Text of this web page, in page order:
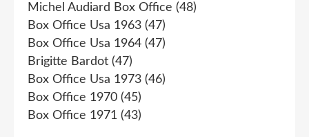
Michel Audiard Box Office (48)
Box Office Usa 1963 (47)
Box Office Usa 1964 (47)
Brigitte Bardot (47)
Box Office Usa 1973 (46)
Box Office 1970 (45)
Box Office 1971 (43)